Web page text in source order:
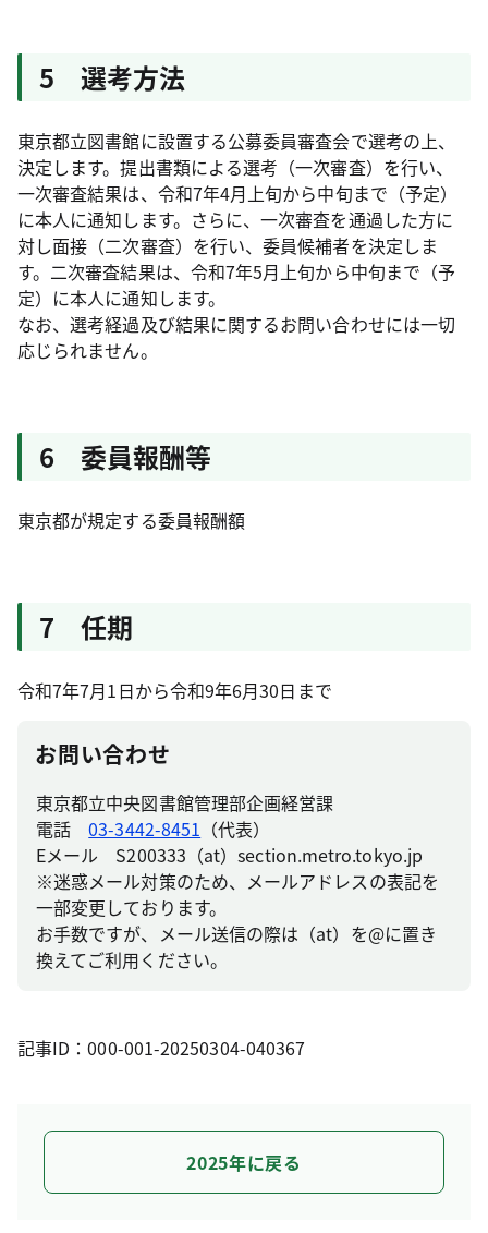
5 選考方法
東京都立図書館に設置する公募委員審査会で選考の上、
決定します。提出書類による選考（一次審査）を行い、
一次審査結果は、令和7年4月上旬から中旬まで（予定）
に本人に通知します。さらに、一次審査を通過した方に
対し面接（二次審査）を行い、委員候補者を決定しま
す。二次審査結果は、令和7年5月上旬から中旬まで（予
定）に本人に通知します。
なお、選考経過及び結果に関するお問い合わせには一切
応じられません。
6 委員報酬等
東京都が規定する委員報酬額
7 任期
令和7年7月1日から令和9年6月30日まで
お問い合わせ
東京都立中央図書館管理部企画経営課
電話03-3442-8451 （代表）
Eメール S200333（at）section.metro.tokyo.jp
※迷惑メール対策のため、メールアドレスの表記を
一部変更しております。
お手数ですが、メール送信の際は（at）を@に置き
換えてご利用ください。
記事ID：000-001-20250304-040367
2025年に戻る